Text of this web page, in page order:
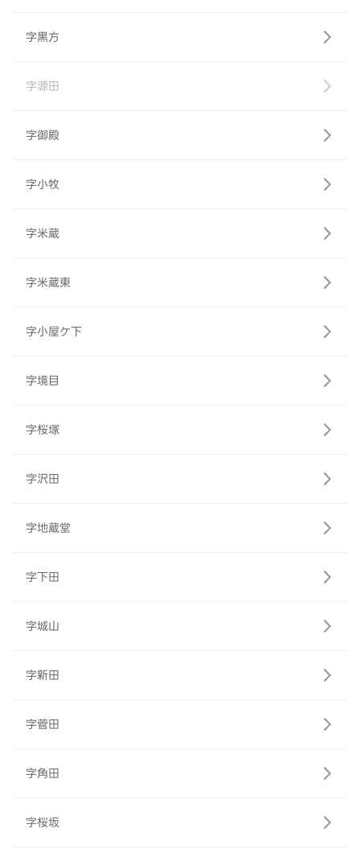
字黒方
字源田
字御殿
字小牧
字米蔵
字米蔵東
字小屋ケ下
字境目
字桜塚
字沢田
字地蔵堂
字下田
字城山
字新田
字菅田
字角田
字桜坂